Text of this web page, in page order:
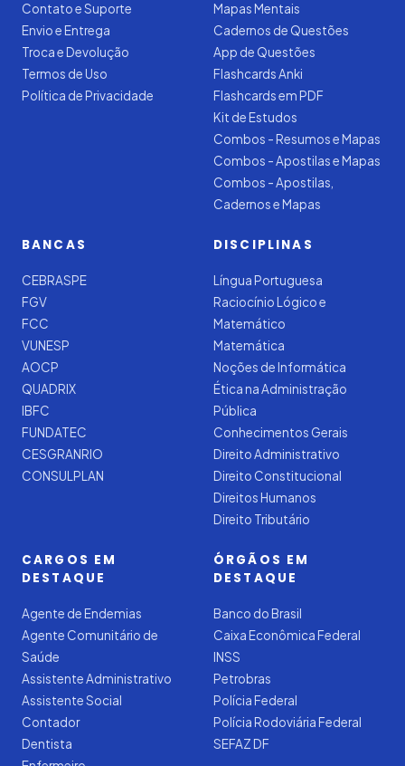
Contato e Suporte
Envio e Entrega
Troca e Devolução
Termos de Uso
Política de Privacidade
Mapas Mentais
Cadernos de Questões
App de Questões
Flashcards Anki
Flashcards em PDF
Kit de Estudos
Combos - Resumos e Mapas
Combos - Apostilas e Mapas
Combos - Apostilas,
Cadernos e Mapas
BANCAS
CEBRASPE
FGV
FCC
VUNESP
AOCP
QUADRIX
IBFC
FUNDATEC
CESGRANRIO
CONSULPLAN
DISCIPLINAS
Língua Portuguesa
Raciocínio Lógico e
Matemático
Matemática
Noções de Informática
Ética na Administração
Pública
Conhecimentos Gerais
Direito Administrativo
Direito Constitucional
Direitos Humanos
Direito Tributário
CARGOS EM
DESTAQUE
Agente de Endemias
Agente Comunitário de
Saúde
Assistente Administrativo
Assistente Social
Contador
Dentista
ÓRGÃOS EM
DESTAQUE
Banco do Brasil
Caixa Econômica Federal
INSS
Petrobras
Polícia Federal
Polícia Rodoviária Federal
SEFAZ DF